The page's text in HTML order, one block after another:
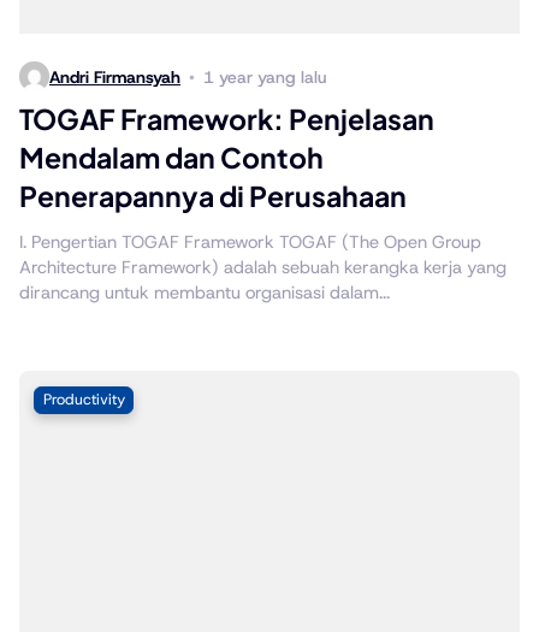
Andri Firmansyah 1 year yang lalu
TOGAF Framework: Penjelasan
Mendalam dan Contoh
Penerapannya di Perusahaan
I. Pengertian TOGAF Framework TOGAF (The Open Group
Architecture Framework) adalah sebuah kerangka kerja yang
dirancang untuk membantu organisasi dalam...
Productivity